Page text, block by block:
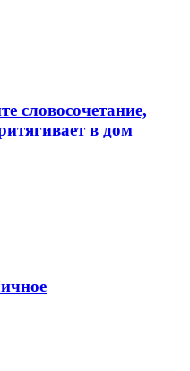
словосочетание,
в дом